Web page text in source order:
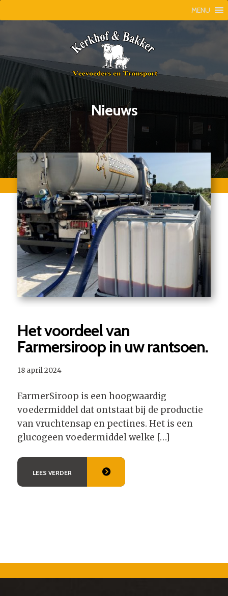
MENU
Nieuws
Het voordeel van
Farmersiroop in uw rantsoen.
18 april 2024
FarmerSiroop is een hoogwaardig
voedermiddel dat ontstaat bij de productie
van vruchtensap en pectines. Het is een
glucogeen voedermiddel welke […]
LEES VERDER